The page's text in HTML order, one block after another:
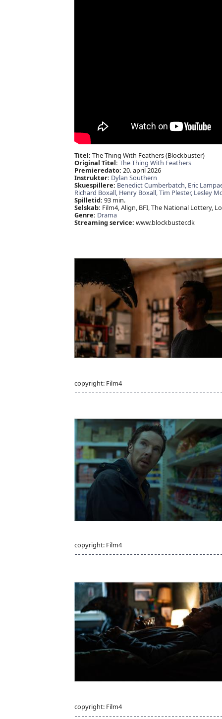
Titel: The Thing With Feathers (Blockbuster)
Original Titel: The Thing With Feathers
Premieredato: 20. april 2026
Instruktør: Dylan Southern
Skuespillere: Benedict Cumberbatch, Eric
Richard Boxall, Henry Boxall,Tim Plester, Lesley
Spilletid: 93 min.
Selskab: Film4, Align, BFI, The National Lottery,
Genre: Drama
Streaming service: www.blockbuster.dk
copyright: Film4
copyright: Film4
copyright: Film4